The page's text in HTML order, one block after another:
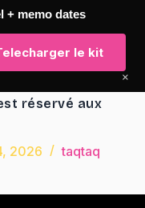
réservé aux
2026 taqtaq
+ memo dates
le kit
×